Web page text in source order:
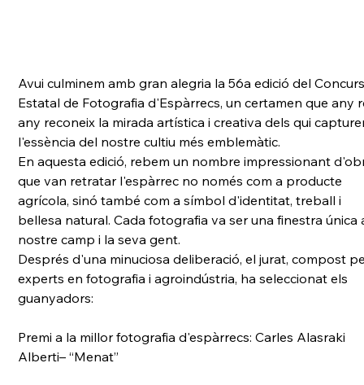
Avui culminem amb gran alegria la 56a edició del
Estatal de Fotografia d'Espàrrecs, un certamen que any
any reconeix la mirada artística i creativa dels qui
l'essència del nostre cultiu més emblemàtic.
En aquesta edició, rebem un nombre impressionant
que van retratar l'espàrrec no només com a producte
agrícola, sinó també com a símbol d'identitat, treball i
bellesa natural. Cada fotografia va ser una finestra única
nostre camp i la seva gent.
Després d'una minuciosa deliberació, el jurat, compost
experts en fotografia i agroindústria, ha seleccionat els
guanyadors:
Premi a la millor fotografia d'espàrrecs: Carles Alasraki
Alberti– “Menat”